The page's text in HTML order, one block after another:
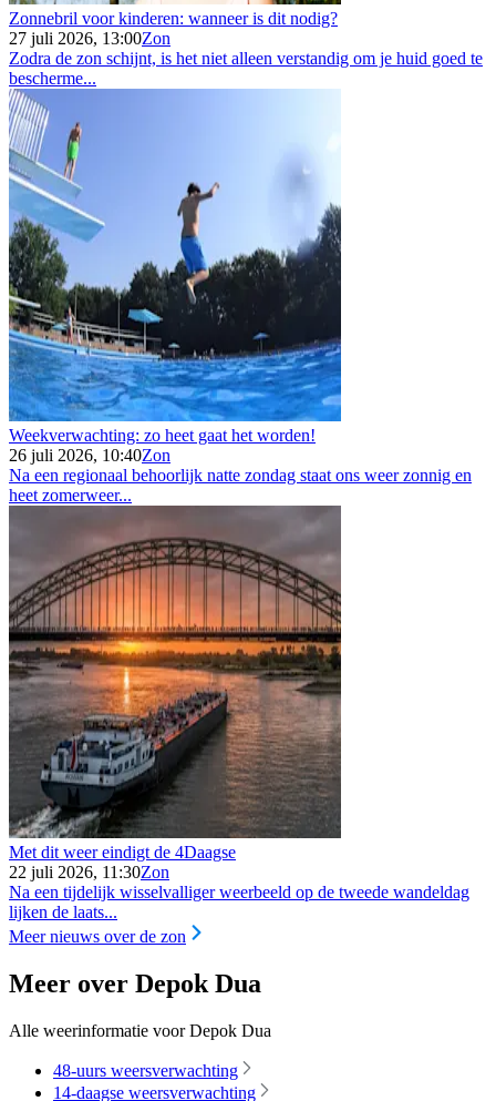
Zonnebril voor kinderen: wanneer is dit nodig?
27 juli 2026, 13:00Zon
Zodra de zon schijnt, is het niet alleen verstandig om je huid goed te
bescherme...
Weekverwachting: zo heet gaat het worden!
26 juli 2026, 10:40Zon
Na een regionaal behoorlijk natte zondag staat ons weer zonnig en
heet zomerweer...
Met dit weer eindigt de 4Daagse
22 juli 2026, 11:30Zon
Na een tijdelijk wisselvalliger weerbeeld op de tweede wandeldag
lijken de laats...
Meer nieuws over de zon
Meer over Depok Dua
Alle weerinformatie voor Depok Dua
48-uurs weersverwachting
14-daagse weersverwachting